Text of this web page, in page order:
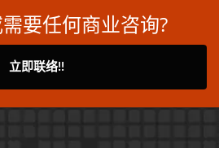
要任何商业咨询?
立即联络!!